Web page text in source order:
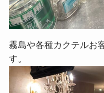
霧島や各種カクテルお
す。